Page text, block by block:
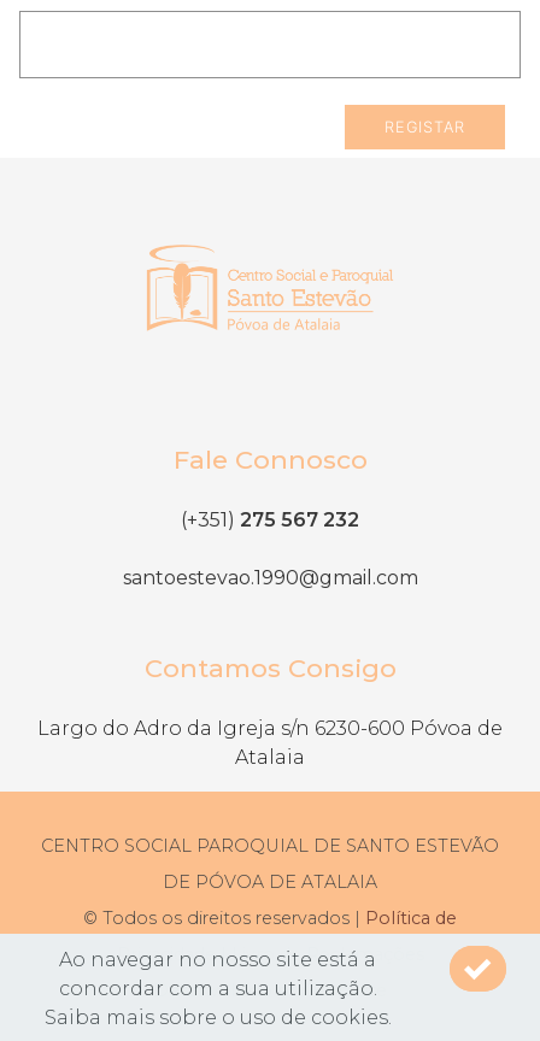
REGISTAR
Fale Connosco
(+351) 275 567 232
santoestevao.1990@gmail.com
Contamos Consigo
Largo do Adro da Igreja s/n 6230-600 Póvoa de
Atalaia
CENTRO SOCIAL PAROQUIAL DE SANTO ESTEVÃO
DE PÓVOA DE ATALAIA
© Todos os direitos reservados | Política de
Privacidade|Livro de Reclamações
Desenvolvido porBomsite
Ao navegar no nosso site está a
concordar com a sua utilização.
Saiba mais sobre o uso de cookies.